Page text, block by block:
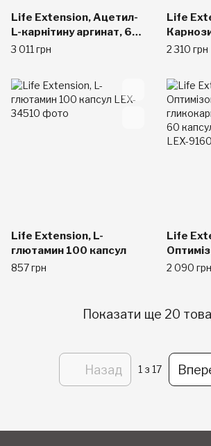
Life Extension, Ацетил-
L-карнітину аргинат, 60
капсул у рослинній
3 011 грн
Life
2 310 грн
Life Extension, L-
глютамин 100 капсул
857 грн
Life
з
2 090 грн
Показати ще 20
Назад 1 з 17